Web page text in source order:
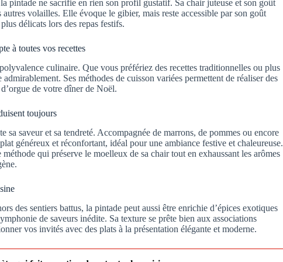
pintade ne sacrifie en rien son profil gustatif. Sa chair juteuse et son goût
volailles. Elle évoque le gibier, mais reste accessible par son goût
délicats lors des repas festifs.
à toutes vos recettes
culinaire. Que vous préfériez des recettes traditionnelles ou plus
Ses méthodes de cuisson variées permettent de réaliser des
de votre dîner de Noël.
toujours
sa saveur et sa tendreté. Accompagnée de marrons, de pommes ou encore
généreux et réconfortant, idéal pour une ambiance festive et chaleureuse.
qui préserve le moelleux de sa chair tout en exhaussant les arômes
des sentiers battus, la pintade peut aussi être enrichie d’épices exotiques
de saveurs inédite. Sa texture se prête bien aux associations
vos invités avec des plats à la présentation élégante et moderne.